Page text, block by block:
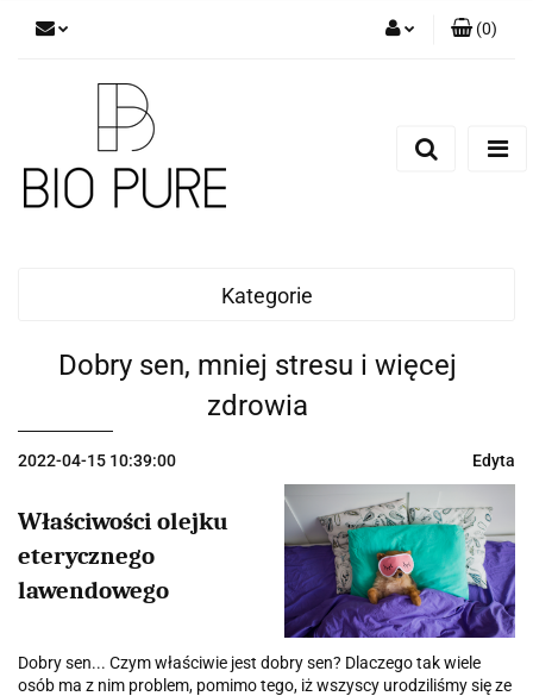
(0)
Kategorie
Dobry sen, mniej stresu i więcej
zdrowia
2022-04-15 10:39:00 Edyta
Właściwości olejku
eterycznego
lawendowego
Dobry sen... Czym właściwie jest dobry sen? Dlaczego tak wiele
osób ma z nim problem, pomimo tego, iż wszyscy urodziliśmy się ze